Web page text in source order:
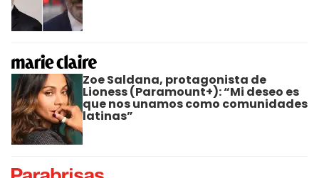
Zoe Saldana, protagonista de
Lioness (Paramount+): “Mi deseo es
que nos unamos como comunidades
latinas”